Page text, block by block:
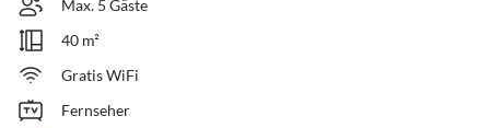
Max. 5 Gäste
40 m²
Gratis WiFi
Fernseher